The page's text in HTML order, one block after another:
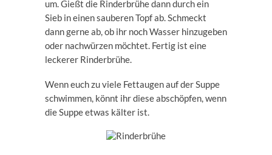
um. Gießt die Rinderbrühe dann durch ein
Sieb in einen sauberen Topf ab. Schmeckt
dann gerne ab, ob ihr noch Wasser hinzugeben
oder nachwürzen möchtet. Fertig ist eine
leckerer Rinderbrühe.
Wenn euch zu viele Fettaugen auf der Suppe
schwimmen, könnt ihr diese abschöpfen, wenn
die Suppe etwas kälter ist.